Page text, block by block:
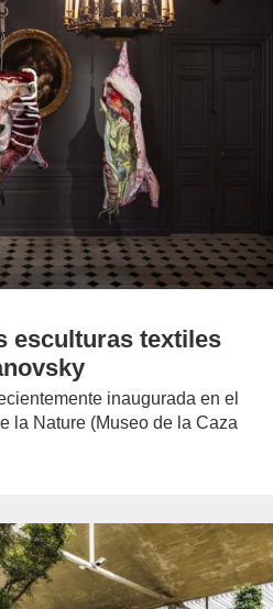
esculturas textiles
inaugurada en el
la Nature (Museo de la Caza